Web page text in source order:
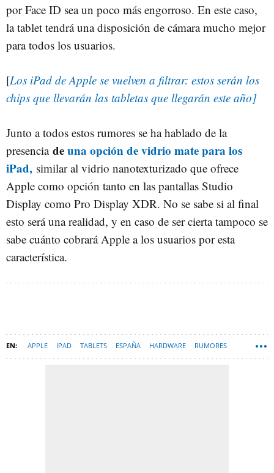
por Face ID sea un poco más engorroso. En este caso,
la tablet tendrá una disposición de cámara mucho mejor
para todos los usuarios.
[Los iPad de Apple se vuelven a filtrar: estos serán los
chips que llevarán las tabletas que llegarán este año]
Junto a todos estos rumores se ha hablado de la
presencia deuna opción de vidrio mate para los
iPad, similar al vidrio nanotexturizado que ofrece
Apple como opción tanto en las pantallas Studio
Display como Pro Display XDR. No se sabe si al final
esto será una realidad, y en caso de ser cierta tampoco se
sabe cuánto cobrará Apple a los usuarios por esta
característica.
APPLE IPAD TABLETS ESPAÑA HARDWARE RUMORES